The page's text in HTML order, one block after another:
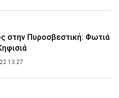
στην Πυροσβεστική: Φωτιά
13:27